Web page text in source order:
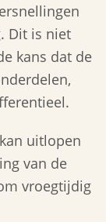
Dit is niet
kans dat de
uitlopen
van de
vroegtijdig